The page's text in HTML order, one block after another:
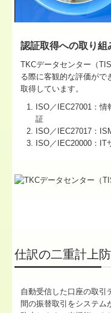
認証取得への取り組
TKCデータセンター（
る際に客観的な評価がで
取得しています。
ISO／IEC27001：
証
ISO／IEC27017：
ISO／IEC20000：
仕訳の二重計上
自動受信した口座の取引
間の振替取引をシステム